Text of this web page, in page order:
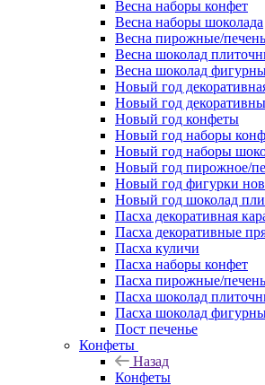
Весна наборы конфет
Весна наборы шоколада
Весна пирожные/
Весна шоколад
Весна шоколад
Новый год
Новый год
Новый год конфеты
Новый год наборы
Новый год наборы
Новый год пирожное/
Новый год фигурки
Новый год шоколад
Пасха декоративная
Пасха декоративные
Пасха куличи
Пасха наборы конфет
Пасха пирожные/
Пасха шоколад
Пасха шоколад
Пост печенье
Конфеты
Назад
Конфеты